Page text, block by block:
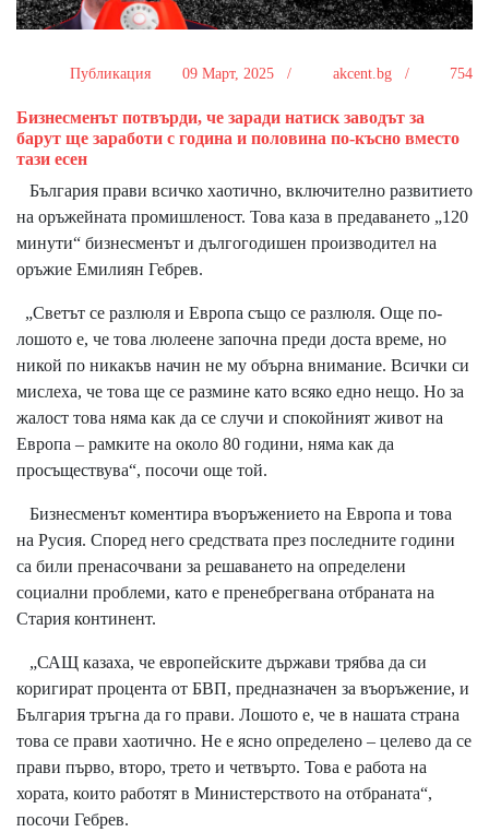
Публикация 09 Март, 2025 / akcent.bg / 754
Бизнесменът потвърди, че заради натиск заводът за
барут ще заработи с година и половина по-късно вместо
тази есен
България прави всичко хаотично, включително развитието
на оръжейната промишленост. Това каза в предаването „120
минути“ бизнесменът и дългогодишен производител на
оръжие Емилиян Гебрев.
„Светът се разлюля и Европа също се разлюля. Още по-
лошото е, че това люлеене започна преди доста време, но
никой по никакъв начин не му обърна внимание. Всички си
мислеха, че това ще се размине като всяко едно нещо. Но за
жалост това няма как да се случи и спокойният живот на
Европа – рамките на около 80 години, няма как да
просъществува“, посочи още той.
Бизнесменът коментира въоръжението на Европа и това
на Русия. Според него средствата през последните години
са били пренасочвани за решаването на определени
социални проблеми, като е пренебрегвана отбраната на
Стария континент.
„САЩ казаха, че европейските държави трябва да си
коригират процента от БВП, предназначен за въоръжение, и
България тръгна да го прави. Лошото е, че в нашата страна
това се прави хаотично. Не е ясно определено – целево да се
прави първо, второ, трето и четвърто. Това е работа на
хората, които работят в Министерството на отбраната“,
посочи Гебрев.